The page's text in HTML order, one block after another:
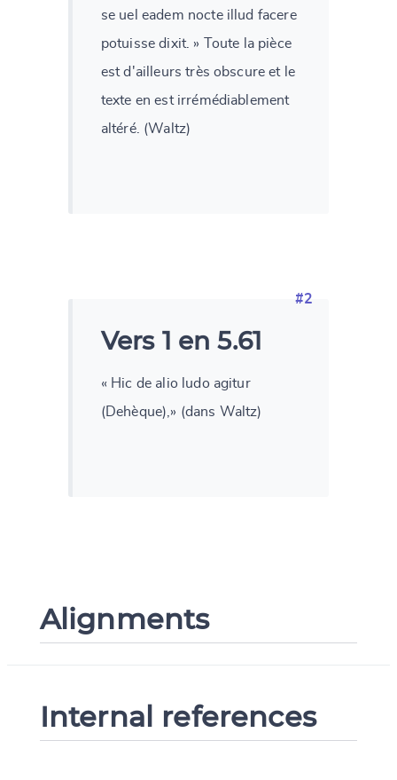
se uel eadem nocte illud facere
potuisse dixit. » Toute la pièce
est d'ailleurs très obscure et le
texte en est irrémédiablement
altéré. (Waltz)
#2
Vers 1 en 5.61
« Hic de alio ludo agitur
(Dehèque),» (dans Waltz)
Alignments
Internal references